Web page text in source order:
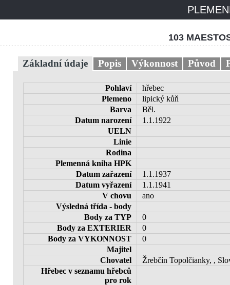
103
Základní údaje Popis Výkonnost Původ
Pohlaví
hřebec
Plemeno
lipický kůň
Barva
Běl.
Datum narození
1.1.1922
UELN
Linie
Rodina
Plemenná kniha HPK
Datum zařazení
1.1.1937
Datum vyřazení
1.1.1941
V chovu
ano
Výsledná třída - body
Body za TYP
0
Body za EXTERIER
0
Body za VYKONNOST
0
Majitel
Chovatel
Žrebčín Topolčianky, ,
Hřebec v seznamu hřebců
pro rok